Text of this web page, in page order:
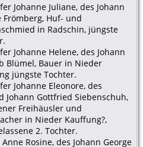
Johanne Juliane, des Johann
Frömberg, Huf- und
in Radschin, jüngste
Johanne Helene, des Johann
Blümel, Bauer in Nieder
jüngste Tochter.
Johanne Eleonore, des
Johann Gottfried Siebenschuh,
Freihäusler und
in Nieder Kauffung?,
2. Tochter.
Rosine, des Johann George